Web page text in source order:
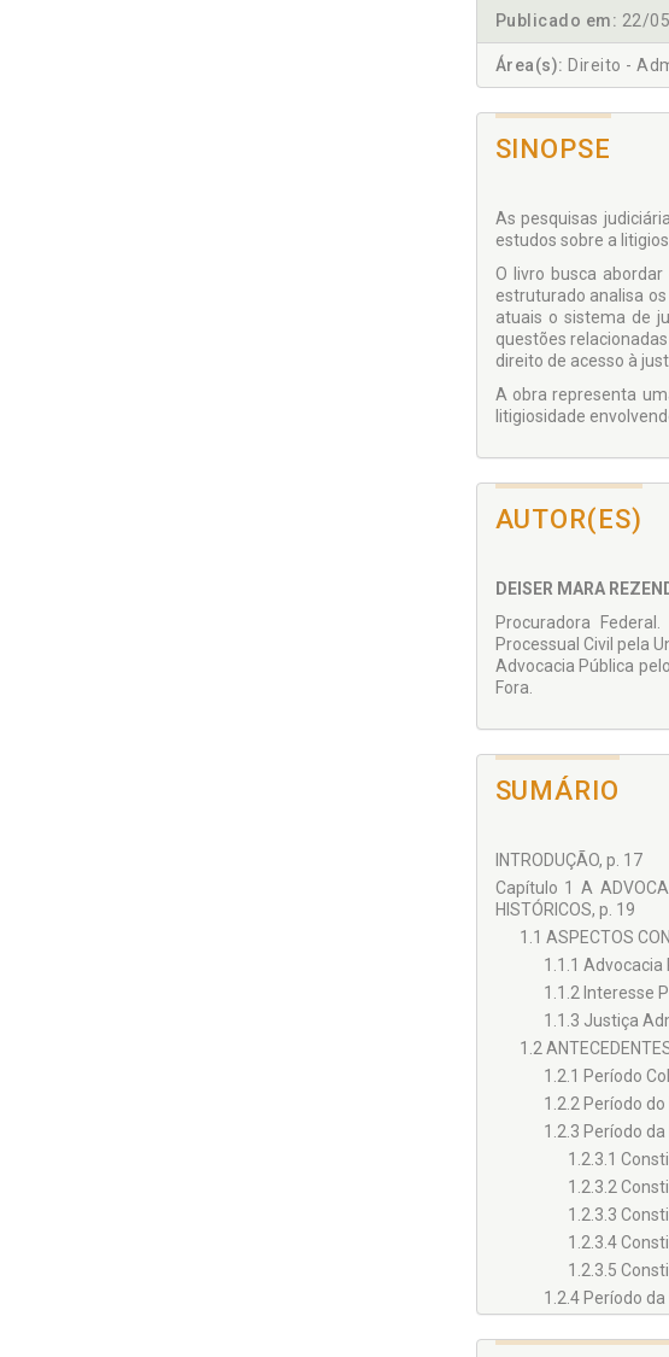
Publicado em: 22/
Área(s): Direito -
SINOPSE
As pesquisas
estudos sobre a
O livro busca
estruturado analisa
atuais o sistema de
questões
direito de acesso à
A obra representa
litigiosidade
AUTOR(ES)
DEISER MARA
Procuradora
Processual Civil pela
Advocacia Pública
Fora.
SUMÁRIO
INTRODUÇÃO, p. 17
Capítulo 1 A
HISTÓRICOS, p. 19
1.1 ASPECTOS
1.1.1 Advocacia
1.1.2 Interesse
1.1.3 Justiça
1.2
1.2.1 Período
1.2.2 Período
1.2.3 Período
1.2.3.1
1.2.3.2
1.2.3.3
1.2.3.4
1.2.3.5
1.2.4 Período